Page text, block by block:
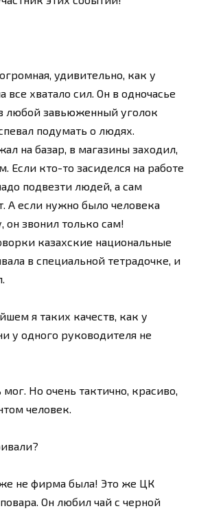
удивительно, как у
все хватало сил. Он в одночасье
любой завьюженный уголок
подумать о людях.
на базар, в магазины заходил,
Если кто-то засиделся на работе
подвезти людей, а сам
А если нужно было человека
он звонил только сам!
казахские национальные
в специальной тетрадочке, и
я таких качеств, как у
у одного руководителя не
Но очень тактично, красиво,
человек.
не фирма была! Это же ЦК
Он любил чай с черной